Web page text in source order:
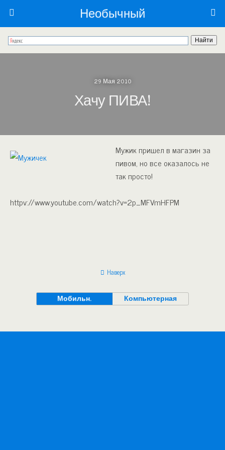
Необычный
29 Мая 2010
Хачу ПИВА!
Мужик пришел в магазин за
пивом, но все оказалось не
так просто!
httpv://www.youtube.com/watch?v=2p_MFVmHFPM
Наверх
Мобильн. Компьютерная